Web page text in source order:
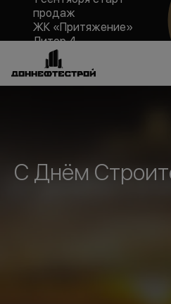
продаж
ЖК «Притяжение»
Литер 4
С Днём